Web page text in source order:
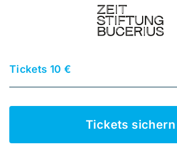
Tickets 10 €
Tickets sichern